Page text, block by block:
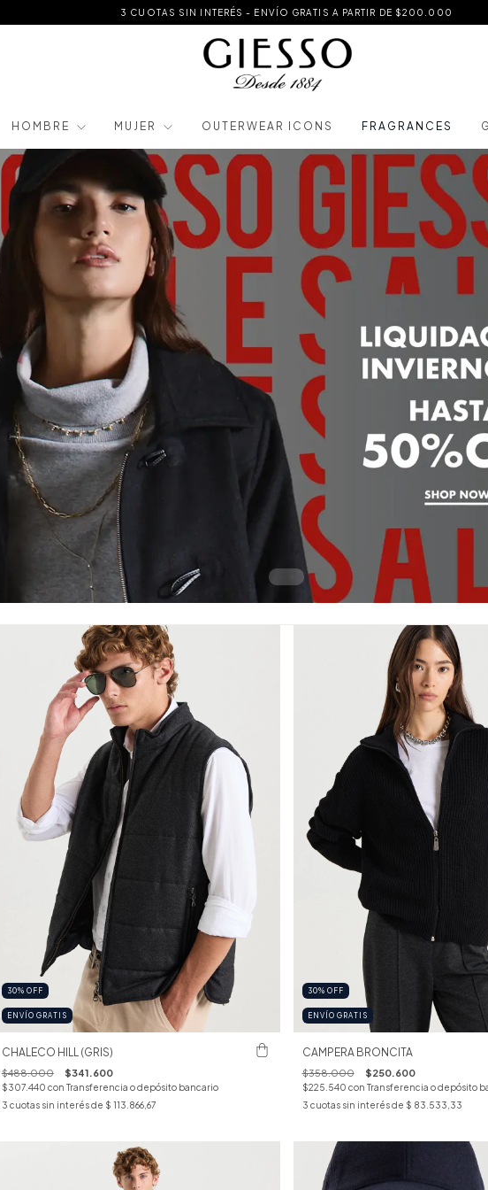
3 CUOTAS SIN INTERÉS - ENVÍO GRATIS A PARTIR DE $200.000
HOMBRE MUJER OUTERWEAR ICONS FRAGRANCES
30% OFF
ENVÍO GRATIS
CHALECO HILL (GRIS)
$488.000 $341.600
$307.440 con Transferencia o depósito bancario
3 cuotas sin interés de $ 113.866,67
30% OFF
ENVÍO GRATIS
CAMPERA BRONCITA
$358.000 $250.600
$225.540 con Transferencia o depósito
3 cuotas sin interés de $ 83.533,33